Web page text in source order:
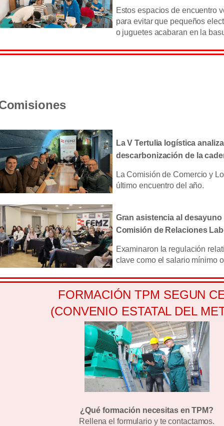
Estos espacios de encuentro
para evitar que pequeños
o juguetes acabaran en la
La V Tertulia logística
descarbonización de la
La Comisión de Comercio y
último encuentro del año.
Gran asistencia al desayuno
Comisión de Relaciones
Examinaron la regulación
clave como el salario mínimo
FORMACIÓN TPM SEGUN
(CONVENIO ESTATAL DEL
¿Qué formación necesitas en TPM?
Rellena el formulario y te contactamos.